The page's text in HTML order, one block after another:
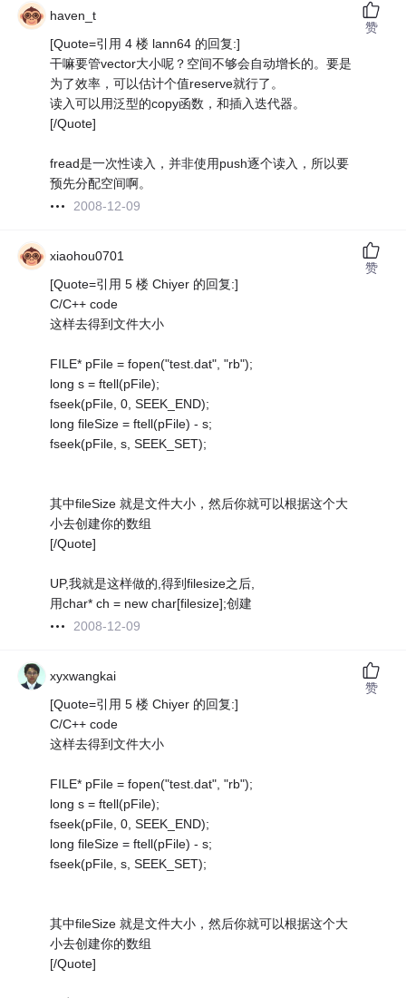
haven_t
[Quote=引用 4 楼 lann64 的回复:]
干嘛要管vector大小呢？空间不够会自动增长的。要是
为了效率，可以估计个值reserve就行了。
读入可以用泛型的copy函数，和插入迭代器。
[/Quote]
fread是一次性读入，并非使用push逐个读入，所以要
预先分配空间啊。
2008-12-09
赞
xiaohou0701
[Quote=引用 5 楼 Chiyer 的回复:]
C/C++ code
这样去得到文件大小
FILE* pFile = fopen("test.dat", "rb");
long s = ftell(pFile);
fseek(pFile, 0, SEEK_END);
long fileSize = ftell(pFile) - s;
fseek(pFile, s, SEEK_SET);
其中fileSize 就是文件大小，然后你就可以根据这个大
小去创建你的数组
[/Quote]
UP,我就是这样做的,得到filesize之后,
用char* ch = new char[filesize];创建
2008-12-09
赞
xyxwangkai
[Quote=引用 5 楼 Chiyer 的回复:]
C/C++ code
这样去得到文件大小
FILE* pFile = fopen("test.dat", "rb");
long s = ftell(pFile);
fseek(pFile, 0, SEEK_END);
long fileSize = ftell(pFile) - s;
fseek(pFile, s, SEEK_SET);
其中fileSize 就是文件大小，然后你就可以根据这个大
小去创建你的数组
[/Quote]
赞